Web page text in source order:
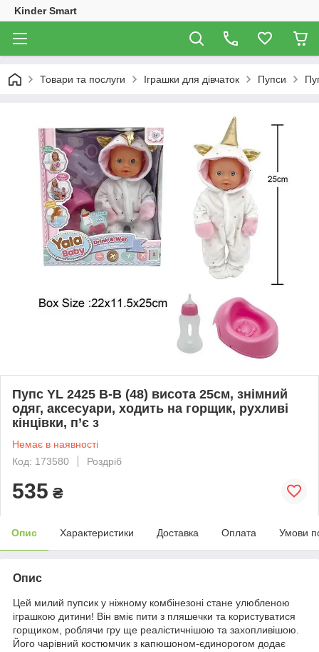
Kinder Smart
Товари та послуги Іграшки для дівчаток Пупси
Пупс YL 2425 B-B (48) висота 25см, знімний
одяг, аксесуари, ходить на горщик, рухливі
кінцівки, п’є з
Немає в наявності
Код: 173580
Роздріб
535 ₴
Опис Характеристики Доставка Оплата Умови
Опис
Цей милий пупсик у ніжному комбінезоні стане улюбленою
іграшкою дитини! Він вміє пити з пляшечки та користуватися
горщиком, роблячи гру ще реалістичнішою та захопливішою.
Його чарівний костюмчик з капюшоном-єдинорогом додає